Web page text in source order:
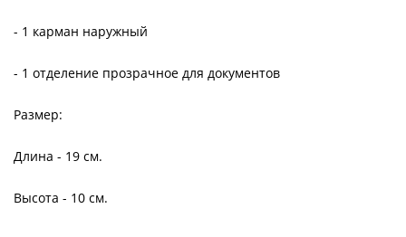
- 1 карман наружный
- 1 отделение прозрачное для документов
Размер:
Длина - 19 см.
Высота - 10 см.